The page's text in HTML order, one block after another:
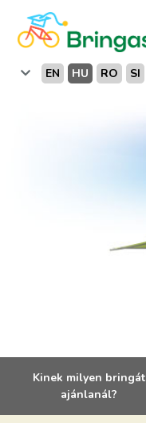
EN HU RO SI
Kinek milyen bringát
ajánlanál?